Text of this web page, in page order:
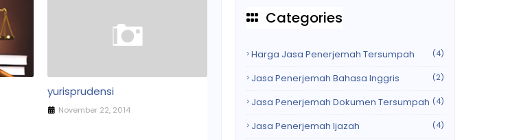
yurisprudensi
November 22, 2014
Categories
Harga Jasa Penerjemah Tersumpah (4)
Jasa Penerjemah Bahasa Inggris (2)
Jasa Penerjemah Dokumen Tersumpah (4)
Jasa Penerjemah Ijazah (4)